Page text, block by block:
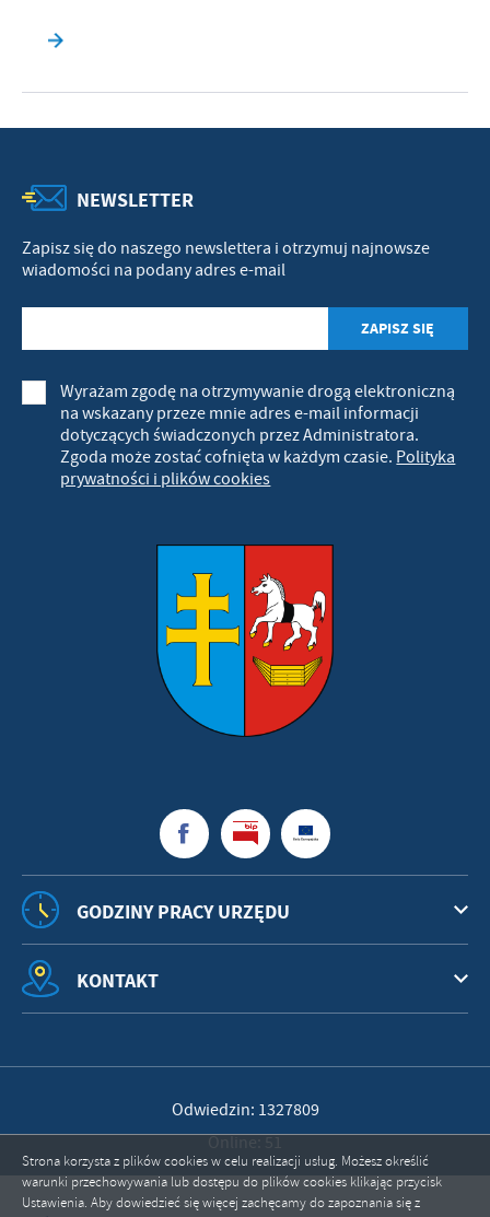
NEWSLETTER
Zapisz się do naszego newslettera i otrzymuj najnowsze
wiadomości na podany adres e-mail
Wyrażam zgodę na otrzymywanie drogą elektroniczną
na wskazany przeze mnie adres e-mail informacji
dotyczących świadczonych przez Administratora.
Zgoda może zostać cofnięta w każdym czasie. Polityka
prywatności i plików cookies
GODZINY PRACY URZĘDU
KONTAKT
Odwiedzin: 1327809
Online: 51
Strona korzysta z plików cookies w celu realizacji usług. Możesz określić
warunki przechowywania lub dostępu do plików cookies klikając przycisk
Ustawienia. Aby dowiedzieć się więcej zachęcamy do zapoznania się z